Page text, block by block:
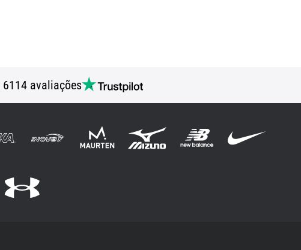
6114 avaliações